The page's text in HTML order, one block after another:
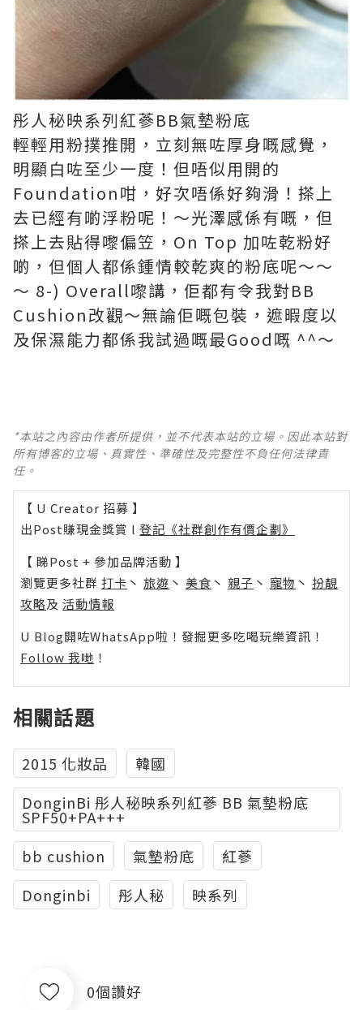
彤人秘映系列紅蔘BB氣墊粉底
輕輕用粉撲推開，立刻無咗厚身嘅感覺，
明顯白咗至少一度！但唔似用開的
Foundation咁，好次唔係好夠滑！搽上
去已經有啲浮粉呢！～光澤感係有嘅，但
搽上去貼得嚟偏笠，On Top 加咗乾粉好
啲，但個人都係鍾情較乾爽的粉底呢～～
～ 8-) Overall嚟講，佢都有令我對BB
Cushion改觀～無論佢嘅包裝，遮暇度以
及保濕能力都係我試過嘅最Good嘅 ^^～
*本站之內容由作者所提供，並不代表本站的立場。因此本站對
所有博客的立場、真實性、準確性及完整性不負任何法律責
任。
【 U Creator 招募 】
出Post賺現金獎賞 l 登記《社群創作有價企劃》
【 睇Post + 參加品牌活動 】
瀏覽更多社群 打卡 丶 旅遊 丶 美食 丶 親子 丶 寵物 丶 扮靚
攻略及 活動情報
U Blog開咗WhatsApp啦！發掘更多吃喝玩樂資訊！
Follow 我哋 ！
相關話題
2015 化妝品
韓國
DonginBi 彤人秘映系列紅蔘 BB 氣墊粉底
SPF50+PA+++
bb cushion
氣墊粉底
紅蔘
Donginbi
彤人秘 映系列
0個讚好